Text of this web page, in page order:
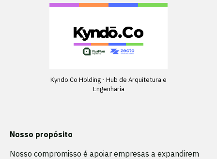
Kyndo.Co Holding - Hub de Arquitetura e
Engenharia
Nosso propósito
Nosso compromisso é apoiar empresas a expandirem